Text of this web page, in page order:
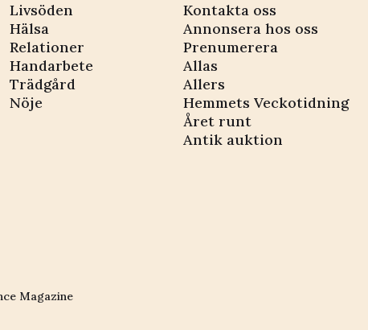
Livsöden
Hälsa
Relationer
Handarbete
Trädgård
Nöje
Kontakta oss
Annonsera hos oss
Prenumerera
Allas
Allers
Hemmets Veckotidning
Året runt
Antik auktion
Magazine